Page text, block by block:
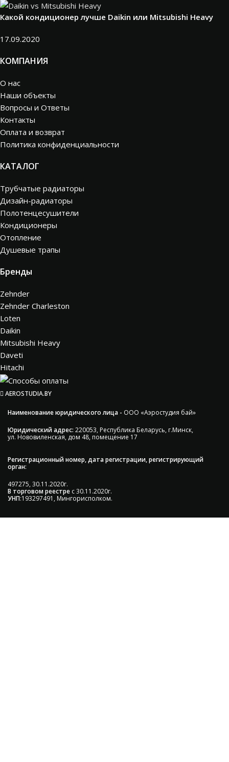
Какой кондиционер лучше Daikin или Mitsubishi Heavy
17.09.2020
КОМПАНИЯ
О нас
Наши объекты
Вопросы и Ответы
Контакты
Оплата и возврат
Политика конфиденциальности
КАТАЛОГ
Трубчатые радиаторы
Дизайн-радиаторы
Полотенцесушители
Кондиционеры
Отопление
Душевые трапы
Бренды
Zehnder
Zehnder Charleston
Loten
Daikin
Mitsubishi Heavy
Daveti
Hitachi
AEROSTUDIA.BY
Наименование юридического лица - ООО «Аэростудия бай»
Юридический адрес: 220053, Республика Беларусь, г.Минск,
ул. Нововиленская, дом 48, помещение 17
Регистрационный номер, дата регистрации, регистрирующий
орган:
497275, 30.11.2020г.
В торговом реестре с 30.11.2020г.
УНП:193297491, Мингорисполком.